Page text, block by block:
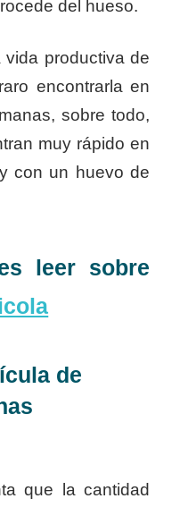
del hueso.
productiva de
encontrarla en
sobre todo,
muy rápido en
con un huevo de
leer sobre
de
que la cantidad